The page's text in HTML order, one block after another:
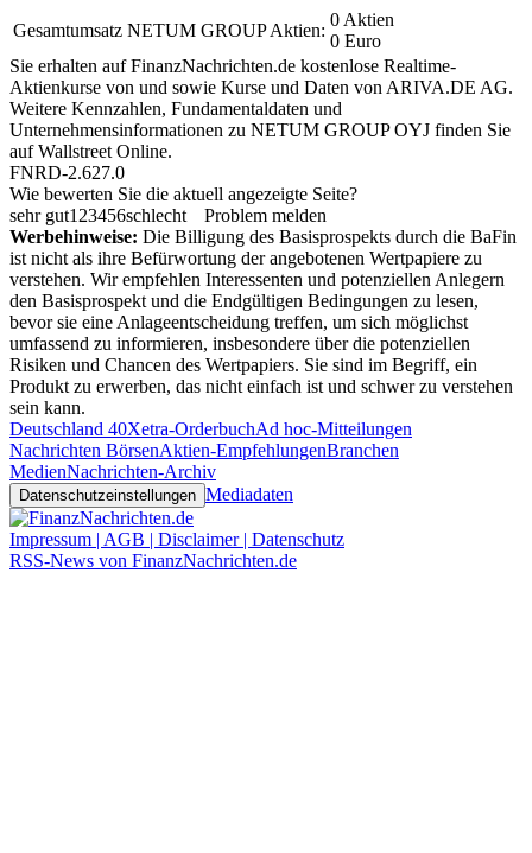
Gesamtumsatz NETUM GROUP Aktien:
0 Aktien
0 Euro
Sie erhalten auf FinanzNachrichten.de kostenlose Realtime-
Aktienkurse von und sowie Kurse und Daten von ARIVA.DE AG.
Weitere Kennzahlen, Fundamentaldaten und
Unternehmensinformationen zu NETUM GROUP OYJ finden Sie
aufWallstreet Online.
FNRD-2.627.0
Wie bewerten Sie die aktuell angezeigte Seite?
sehr gut1 23456schlecht
Problem melden
Werbehinweise: Die Billigung des Basisprospekts durch die BaFin
ist nicht als ihre Befürwortung der angebotenen Wertpapiere zu
verstehen. Wir empfehlen Interessenten und potenziellen Anlegern
den Basisprospekt und die Endgültigen Bedingungen zu lesen,
bevor sie eine Anlageentscheidung treffen, um sich möglichst
umfassend zu informieren, insbesondere über die potenziellen
Risiken und Chancen des Wertpapiers. Sie sind im Begriff, ein
Produkt zu erwerben, das nicht einfach ist und schwer zu verstehen
sein kann.
Deutschland 40Xetra-OrderbuchAd hoc-Mitteilungen
Nachrichten BörsenAktien-EmpfehlungenBranchen
MedienNachrichten-Archiv
Datenschutzeinstellungen Mediadaten
Impressum | AGB | Disclaimer | Datenschutz
RSS-News von FinanzNachrichten.de